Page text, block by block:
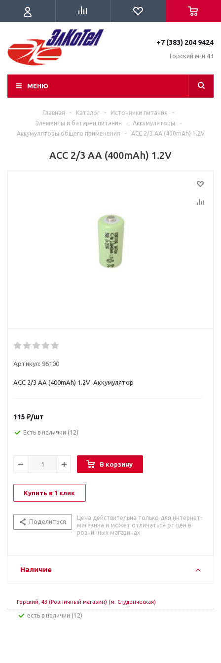
+7 (383) 204 9424
Горский м-н 43
МЕНЮ
Главная - Каталог - Источники питания
-
Элементы и батареи питания
- Аккумуляторы
-
Аккумуляторы общего применения
- ACC 2/3 AA (400mAh) 1.2V
ACC 2/3 AA (400mAh) 1.2V
Артикул: 96100
ACC 2/3 AA (400mAh) 1.2V Аккумулятор
115 ₽/шт
Есть в наличии (12)
В корзину
Купить в 1 клик
Поделиться
Цена действительна только для интернет-
магазина и может отличаться от цен в
розничных магазинах
Наличие
Горский, 43 (Розничный магазин) (м. Студенческая)
Есть в наличии (12)